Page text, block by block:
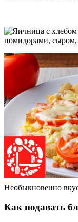
Необыкновенно
Как подавать